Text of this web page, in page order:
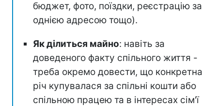
бюджет, фото, поїздки, реєстрацію за
однією адресою тощо).
Як ділиться майно: навіть за
доведеного факту спільного життя -
треба окремо довести, що конкретна
річ купувалася за спільні кошти або
спільною працею та в інтересах сім'ї